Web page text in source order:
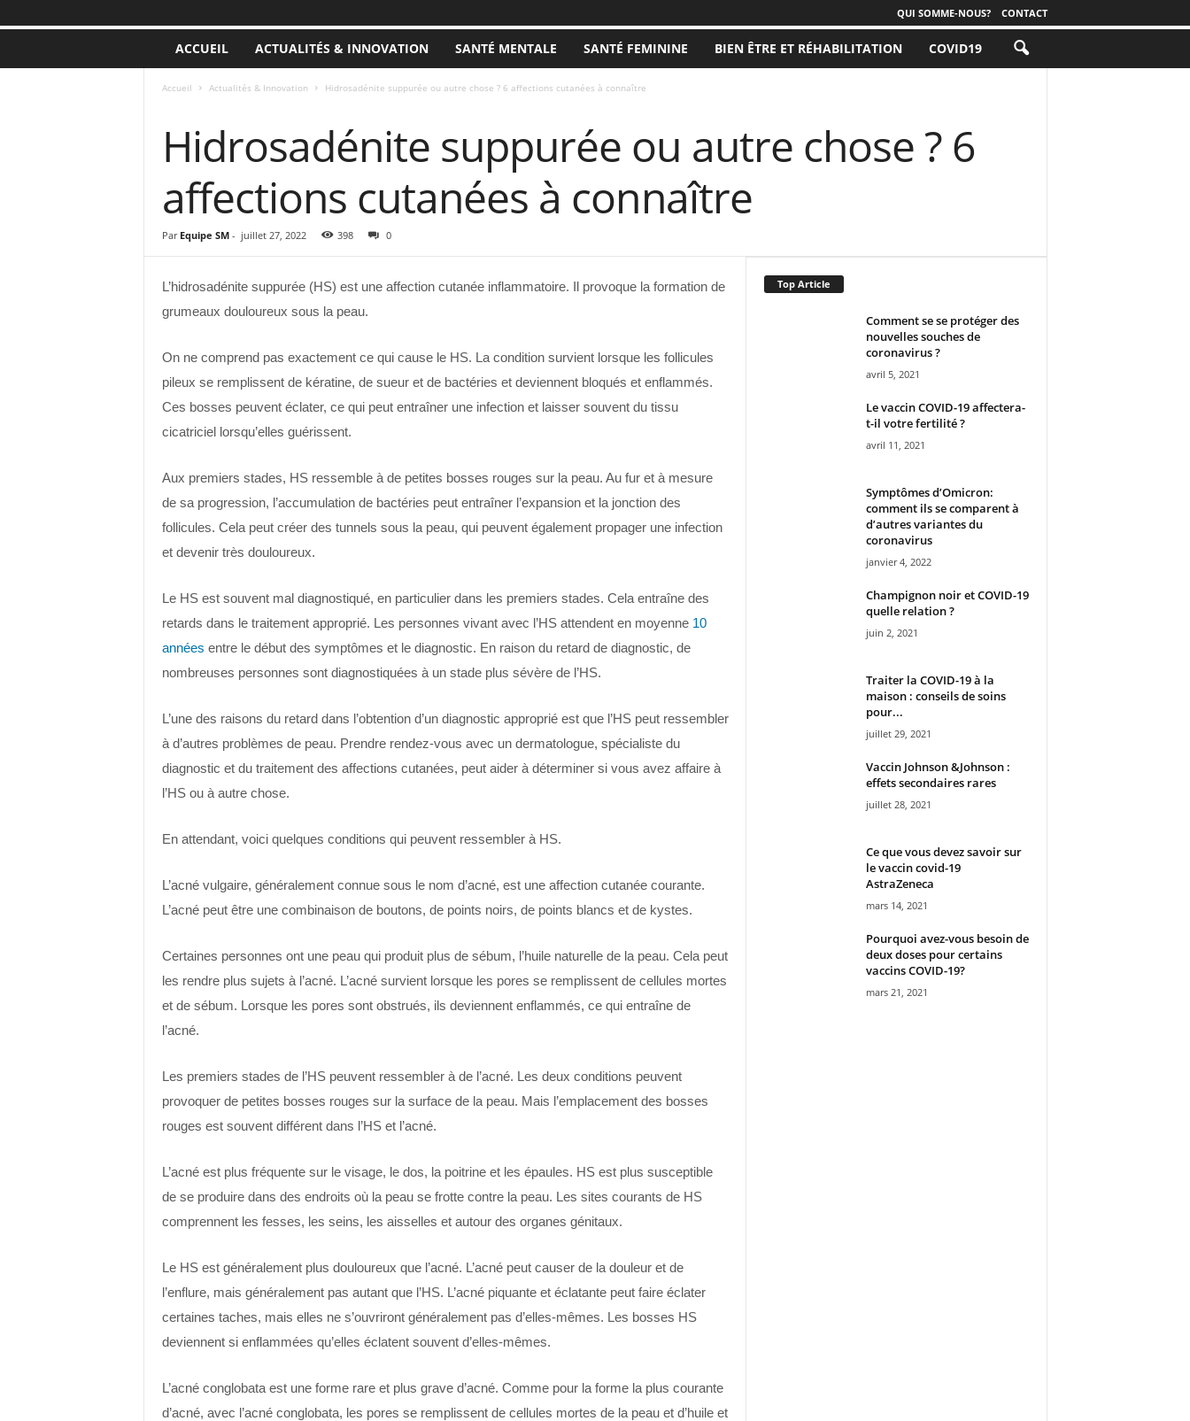
QUI SOMME-NOUS? CONTACT
ACCUEIL ACTUALITÉS & INNOVATION SANTÉ MENTALE SANTÉ FEMININE BIEN ÊTRE ET RÉHABILITATION COVID19
Accueil Actualités & Innovation Hidrosadénite suppurée ou autre chose ? 6 affections cutanées à connaître
Hidrosadénite suppurée ou autre chose ? 6
affections cutanées à connaître
Par Equipe SM- juillet 27, 2022 398 0
L’hidrosadénite suppurée (HS) est une affection cutanée inflammatoire. Il provoque la formation de
grumeaux douloureux sous la peau.
On ne comprend pas exactement ce qui cause le HS. La condition survient lorsque les follicules
pileux se remplissent de kératine, de sueur et de bactéries et deviennent bloqués et enflammés.
Ces bosses peuvent éclater, ce qui peut entraîner une infection et laisser souvent du tissu
cicatriciel lorsqu’elles guérissent.
Aux premiers stades, HS ressemble à de petites bosses rouges sur la peau. Au fur et à mesure
de sa progression, l’accumulation de bactéries peut entraîner l’expansion et la jonction des
follicules. Cela peut créer des tunnels sous la peau, qui peuvent également propager une infection
et devenir très douloureux.
Le HS est souvent mal diagnostiqué, en particulier dans les premiers stades. Cela entraîne des
retards dans le traitement approprié. Les personnes vivant avec l’HS attendent en moyenne 10
années entre le début des symptômes et le diagnostic. En raison du retard de diagnostic, de
nombreuses personnes sont diagnostiquées à un stade plus sévère de l’HS.
L’une des raisons du retard dans l’obtention d’un diagnostic approprié est que l’HS peut ressembler
à d’autres problèmes de peau. Prendre rendez-vous avec un dermatologue, spécialiste du
diagnostic et du traitement des affections cutanées, peut aider à déterminer si vous avez affaire à
l’HS ou à autre chose.
En attendant, voici quelques conditions qui peuvent ressembler à HS.
L’acné vulgaire, généralement connue sous le nom d’acné, est une affection cutanée courante.
L’acné peut être une combinaison de boutons, de points noirs, de points blancs et de kystes.
Certaines personnes ont une peau qui produit plus de sébum, l’huile naturelle de la peau. Cela peut
les rendre plus sujets à l’acné. L’acné survient lorsque les pores se remplissent de cellules mortes
et de sébum. Lorsque les pores sont obstrués, ils deviennent enflammés, ce qui entraîne de
l’acné.
Les premiers stades de l’HS peuvent ressembler à de l’acné. Les deux conditions peuvent
provoquer de petites bosses rouges sur la surface de la peau. Mais l’emplacement des bosses
rouges est souvent différent dans l’HS et l’acné.
L’acné est plus fréquente sur le visage, le dos, la poitrine et les épaules. HS est plus susceptible
de se produire dans des endroits où la peau se frotte contre la peau. Les sites courants de HS
comprennent les fesses, les seins, les aisselles et autour des organes génitaux.
Le HS est généralement plus douloureux que l’acné. L’acné peut causer de la douleur et de
l’enflure, mais généralement pas autant que l’HS. L’acné piquante et éclatante peut faire éclater
certaines taches, mais elles ne s’ouvriront généralement pas d’elles-mêmes. Les bosses HS
deviennent si enflammées qu’elles éclatent souvent d’elles-mêmes.
L’acné conglobata est une forme rare et plus grave d’acné. Comme pour la forme la plus courante
d’acné, avec l’acné conglobata, les pores se remplissent de cellules mortes de la peau et d’huile et
Top Article
Comment se se protéger des
nouvelles souches de
coronavirus ?
avril 5, 2021
Le vaccin COVID-19 affectera-
t-il votre fertilité ?
avril 11, 2021
Symptômes d’Omicron:
comment ils se comparent à
d’autres variantes du
coronavirus
janvier 4, 2022
Champignon noir et COVID-19
quelle relation ?
juin 2, 2021
Traiter la COVID-19 à la
maison : conseils de soins
pour...
juillet 29, 2021
Vaccin Johnson &Johnson :
effets secondaires rares
juillet 28, 2021
Ce que vous devez savoir sur
le vaccin covid-19
AstraZeneca
mars 14, 2021
Pourquoi avez-vous besoin de
deux doses pour certains
vaccins COVID-19?
mars 21, 2021